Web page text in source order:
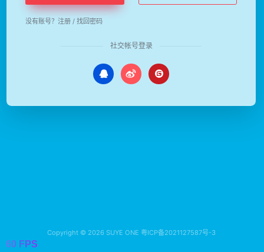
没有账号？ 注册 / 找回密码
社交帐号登录
Copyright © 2026 SUYE ONE 粤ICP备2021127587号-3